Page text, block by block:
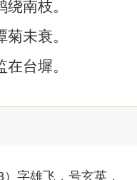
南枝。
未衰。
台墀。
字雄飞，号玄英，